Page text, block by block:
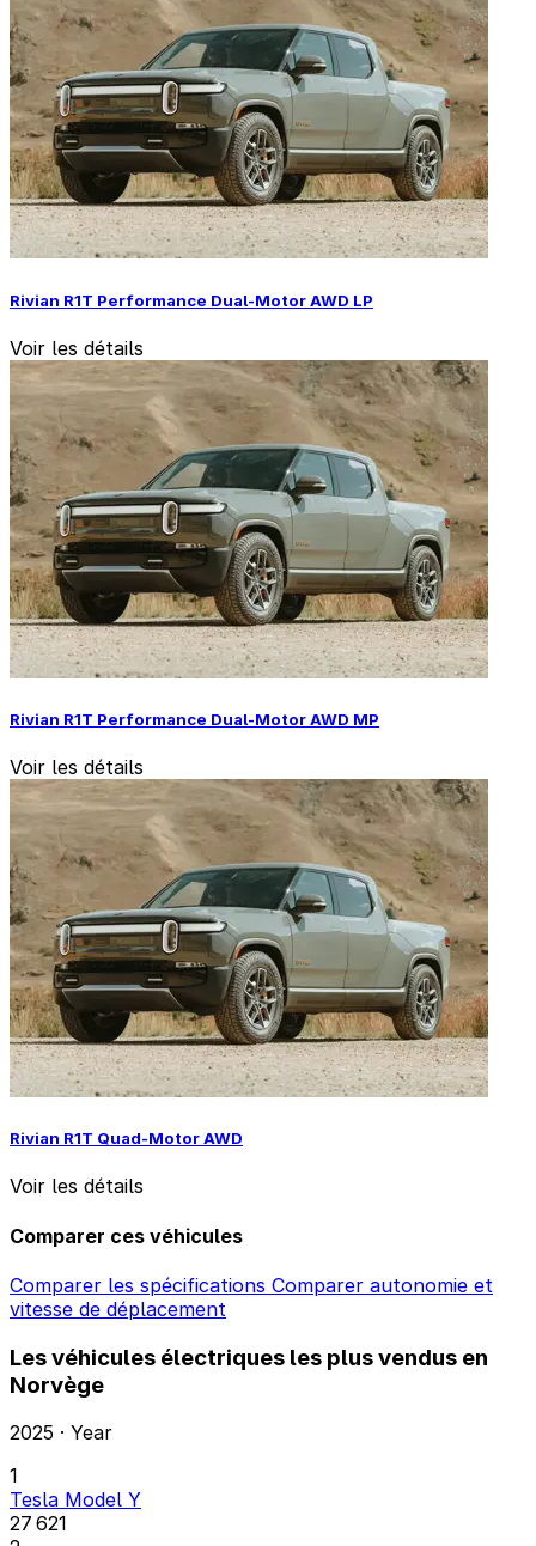
Rivian R1T Performance Dual-Motor AWD LP
Voir les détails
Rivian R1T Performance Dual-Motor AWD MP
Voir les détails
Rivian R1T Quad-Motor AWD
Voir les détails
Comparer ces véhicules
Comparer les spécifications Comparer autonomie et
vitesse de déplacement
Les véhicules électriques les plus vendus en
Norvège
2025 · Year
1
Tesla Model Y
27 621